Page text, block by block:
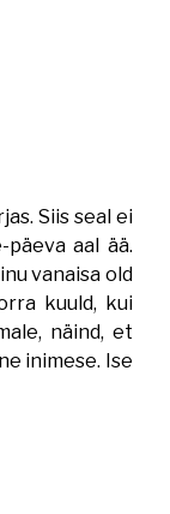
Siis seal ei
aal ää.
vanaisa old
kuuld, kui
näind, et
inimese. Ise